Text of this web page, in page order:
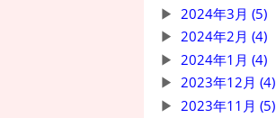
2024年3月 (5)
2024年2月 (4)
2024年1月 (4)
2023年12月 (4)
2023年11月 (5)